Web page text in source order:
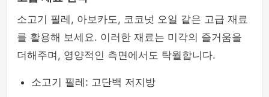
소고기 필레, 아보카도, 코코넛 오일 같은 고급 재료
를 활용해 보세요. 이러한 재료는 미각의 즐거움을
더해주며, 영양적인 측면에서도 탁월합니다.
소고기 필레: 고단백 저지방